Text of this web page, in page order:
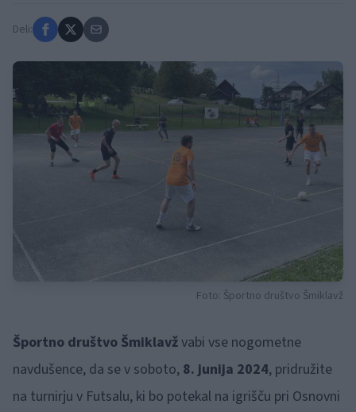
Deli:
Foto: Športno društvo Šmiklavž
Športno društvo Šmiklavžvabi vse nogometne
navdušence, da se v soboto, 8. junija 2024, pridružite
na turnirju v Futsalu, ki bo potekal na igrišču pri Osnovni